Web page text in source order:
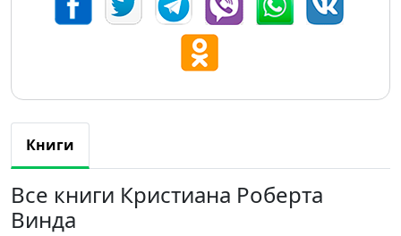
Книги
Все книги Кристиана Роберта
Винда